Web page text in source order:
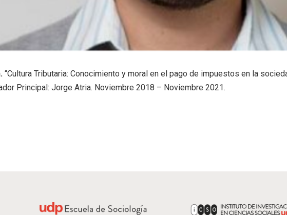
“Cultura Tributaria: Conocimiento y moral en el pago de impuestos en la
Principal: Jorge Atria. Noviembre 2018 – Noviembre 2021.